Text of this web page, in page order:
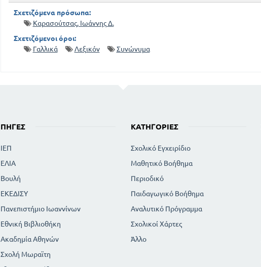
Σχετιζόμενα πρόσωπα:
Καρασούτσας, Ιωάννης Δ.
Σχετιζόμενοι όροι:
Γαλλικά
Λεξικόν Συνώνυμα
ΠΗΓΈΣ
ΙΕΠ
ΕΛΙΑ
Βουλή
ΕΚΕΔΙΣΥ
Πανεπιστήμιο Ιωαννίνων
Εθνική Βιβλιοθήκη
Ακαδημία Αθηνών
Σχολή Μωραϊτη
ΚΑΤΗΓΟΡΊΕΣ
Σχολικό Εγχειρίδιο
Μαθητικό Βοήθημα
Περιοδικό
Παιδαγωγικό Βοήθημα
Αναλυτικό Πρόγραμμα
Σχολικοί Χάρτες
Άλλο